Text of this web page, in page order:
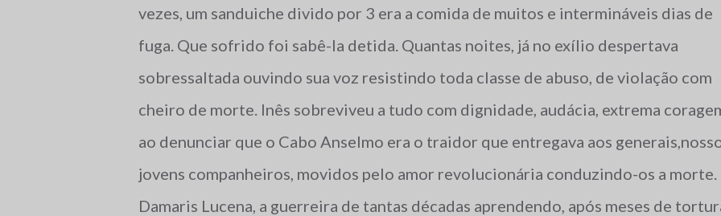
vezes, um sanduiche divido por 3 era a comida de muitos e intermináveis dias de
fuga. Que sofrido foi sabê-la detida. Quantas noites, já no exílio despertava
sobressaltada ouvindo sua voz resistindo toda classe de abuso, de violação com
cheiro de morte. Inês sobreviveu a tudo com dignidade, audácia, extrema
ao denunciar que o Cabo Anselmo era o traidor que entregava aos
jovens companheiros, movidos pelo amor revolucionária conduzindo-os a morte.
Damaris Lucena, a guerreira de tantas décadas aprendendo, após meses de